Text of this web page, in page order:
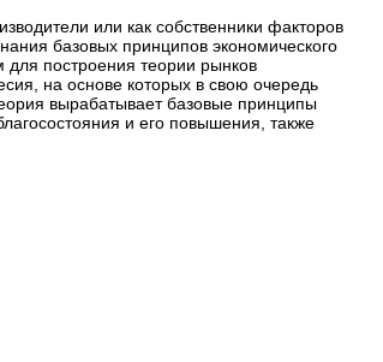
или как собственники факторов
базовых принципов экономического
для построения теории рынков
на основе которых в свою очередь
вырабатывает базовые принципы
и его повышения, также